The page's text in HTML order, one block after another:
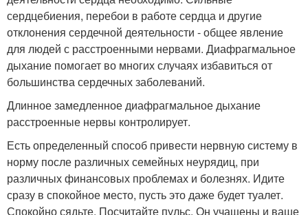
сердцебиения, перебои в работе сердца и другие
отклонения сердечной деятельности - общее явление
для людей с расстроенными нервами. Диафрагмальное
дыхание помогает во многих случаях избавиться от
большинства сердечных заболеваний.
Длинное замедленное диафрагмальное дыхание
расстроенные нервы контролирует.
Есть определенный способ привести нервную систему в
норму после различных семейных неурядиц, при
различных финансовых проблемах и болезнях. Идите
сразу в спокойное место, пусть это даже будет туалет.
Спокойно сядьте. Посчитайте пульс. Он учащены и ваше